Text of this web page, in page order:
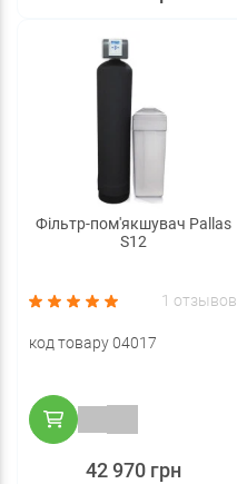
Фільтр-пом'якшувач Pallas
S12
1 отзывов
код товару 04017
42 970 грн